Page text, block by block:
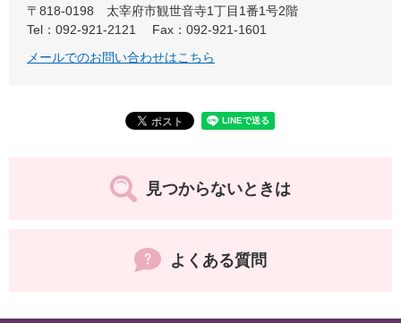
〒818-0198
太宰府市観世音寺1丁目1番1号2階
Tel：092-921-2121
Fax：092-921-1601
メールでのお問い合わせはこちら
見つからないときは
よくある質問